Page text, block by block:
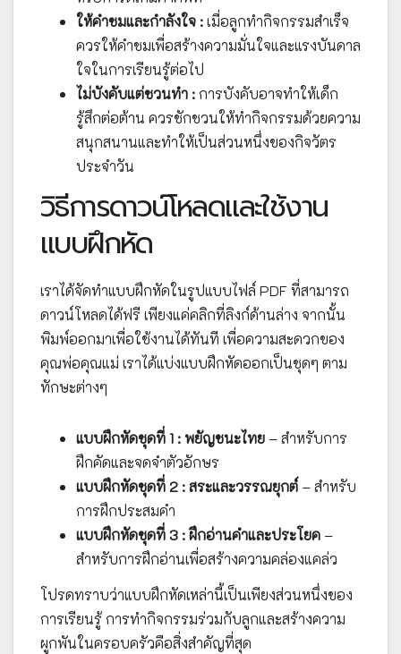
ให้คำชมและกำลังใจ :เมื่อลูกทำกิจกรรมสำเร็จ
ควรให้คำชมเพื่อสร้างความมั่นใจและแรงบันดาล
ใจในการเรียนรู้ต่อไป
ไม่บังคับแต่ชวนทำ : การบังคับอาจทำให้เด็ก
รู้สึกต่อต้าน ควรชักชวนให้ทำกิจกรรมด้วยความ
สนุกสนานและทำให้เป็นส่วนหนึ่งของกิจวัตร
ประจำวัน
วิธีการดาวน์โหลดและใช้งาน
แบบฝึกหัด
เราได้จัดทำแบบฝึกหัดในรูปแบบไฟล์ PDF ที่สามารถ
ดาวน์โหลดได้ฟรี เพียงแค่คลิกที่ลิงก์ด้านล่าง จากนั้น
พิมพ์ออกมาเพื่อใช้งานได้ทันที เพื่อความสะดวกของ
คุณพ่อคุณแม่ เราได้แบ่งแบบฝึกหัดออกเป็นชุดๆ ตาม
ทักษะต่างๆ
แบบฝึกหัดชุดที่ 1 : พยัญชนะไทย– สำหรับการ
ฝึกคัดและจดจำตัวอักษร
แบบฝึกหัดชุดที่ 2 : สระและวรรณยุกต์– สำหรับ
การฝึกประสมคำ
แบบฝึกหัดชุดที่ 3 : ฝึกอ่านคำและประโยค–
สำหรับการฝึกอ่านเพื่อสร้างความคล่องแคล่ว
โปรดทราบว่าแบบฝึกหัดเหล่านี้เป็นเพียงส่วนหนึ่งของ
การเรียนรู้ การทำกิจกรรมร่วมกับลูกและสร้างความ
ผูกพันในครอบครัวคือสิ่งสำคัญที่สุด